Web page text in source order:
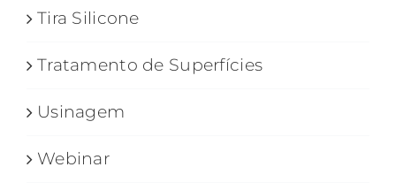
Tira Silicone
Tratamento de Superfícies
Usinagem
Webinar